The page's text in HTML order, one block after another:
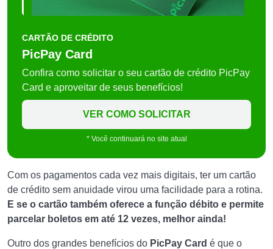
CARTÃO DE CRÉDITO
PicPay Card
Confira como solicitar o seu cartão de crédito PicPay
Card e aproveitar de seus benefícios!
VER COMO SOLICITAR
* Você continuará no site atual
Com os pagamentos cada vez mais digitais, ter um cartão
de crédito sem anuidade virou uma facilidade para a rotina.
E se o cartão também oferece a função débito e permite
parcelar boletos em até 12 vezes, melhor ainda!
Outro dos grandes benefícios do PicPay Card é que o